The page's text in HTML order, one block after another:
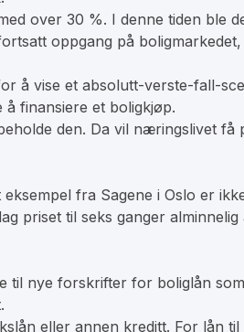
over 30 %. I denne tiden
oppgang på
å vise et absolutt-verste-fall-
å finansiere et boligkjøp.
den. Da vil næringslivet
fra Sagene i Oslo er
priset til seks ganger
nye forskrifter for boliglån
eller annen kreditt. For lån